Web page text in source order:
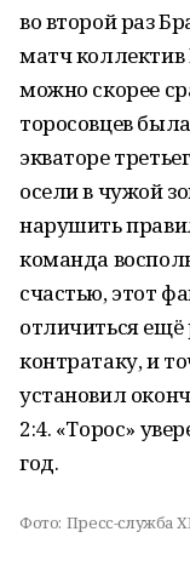
во второй раз
матч коллектив
можно скорее
торосовцев
экваторе
осели в чужой
нарушить
команда
счастью, этот
отличиться
контратаку, и
установил
2:4. «Торос»
год.
Фото: Пресс-служба